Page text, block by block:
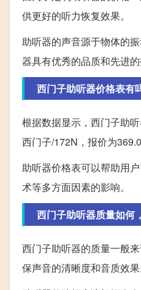
供更好的听力恢复效果。
助听器的声音源于物体的
器具有优秀的品质和先进
西门子助听器价格表有
根据数据显示，西门子助
西门子/172N，报价为
助听器价格表可以帮助用
术等多方面因素的影响。
西门子助听器质量如何
西门子助听器的质量一般
保声音的清晰度和音质效果